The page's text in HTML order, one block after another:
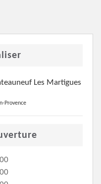
Les Martigues
Provence